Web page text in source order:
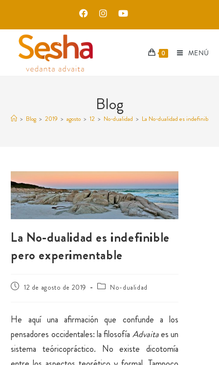
0 MENÚ
Blog
> Blog > 2019 > agosto > 12 > No-dualidad > La No-dualidad es indefinible
La No-dualidad es indefinible
pero experimentable
12 de agosto de 2019 No-dualidad
He aquí una afirmación que confunde a los
pensadores occidentales: la filosofía Advaitaes un
sistema teóricopráctico. No existe dicotomía